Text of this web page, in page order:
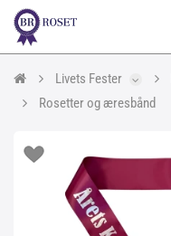
Livets Fester
Rosetter og æresbånd